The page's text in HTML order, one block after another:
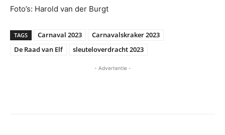
Foto’s: Harold van der Burgt
TAGS Carnaval 2023
Carnavalskraker 2023
De Raad van Elf
sleuteloverdracht 2023
- Advertentie -